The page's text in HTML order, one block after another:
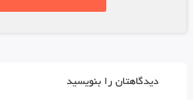
دیدگاهتان را بنویسید